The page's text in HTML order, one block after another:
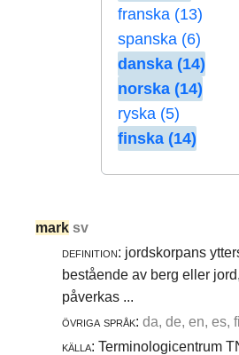
franska (13)
spanska (6)
danska (14)
norska (14)
ryska (5)
finska (14)
mark sv
definition: jordskorpans
bestående av berg eller
påverkas ...
övriga språk: da, de, en, es,
källa: Terminologicentrum